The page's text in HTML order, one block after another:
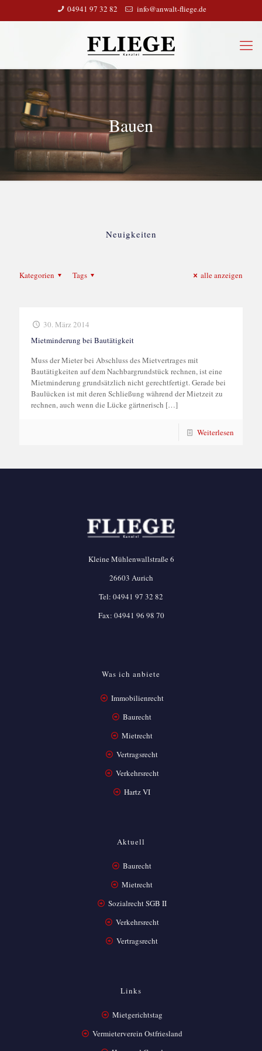
04941 97 32 82 info@anwalt-fliege.de
Bauen
Neuigkeiten
Kategorien Tags alle anzeigen
30. März 2014
Mietminderung bei Bautätigkeit
Muss der Mieter bei Abschluss des Mietvertrages mit
Bautätigkeiten auf dem Nachbargrundstück rechnen, ist eine
Mietminderung grundsätzlich nicht gerechtfertigt. Gerade bei
Baulücken ist mit deren Schließung während der Mietzeit zu
rechnen, auch wenn die Lücke gärtnerisch […]
Weiterlesen
Kleine Mühlenwallstraße 6
26603 Aurich
Tel: 04941 97 32 82
Fax: 04941 96 98 70
Was ich anbiete
Immobilienrecht
Baurecht
Mietrecht
Vertragsrecht
Verkehrsrecht
Hartz VI
Aktuell
Baurecht
Mietrecht
Sozialrecht SGB II
Verkehrsrecht
Vertragsrecht
Links
Mietgerichtstag
Vermieterverein Ostfriesland